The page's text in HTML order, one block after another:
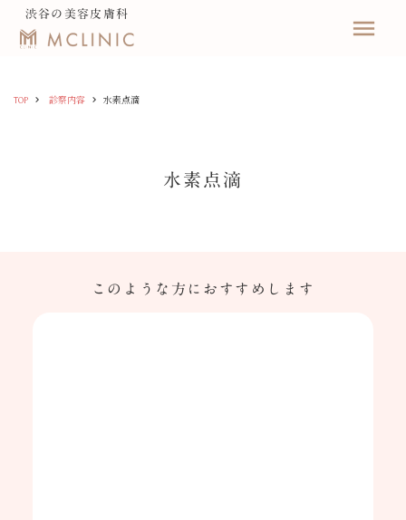
TOP keyboard_arrow_right 診察内容 keyboard_arrow_right 水素点滴
水素点滴
このような方におすすめします
渋谷の美容皮膚科
menu